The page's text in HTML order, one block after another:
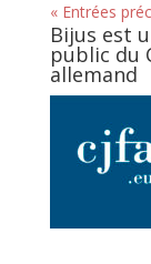
« Entrées
Bijus est
public du
allemand